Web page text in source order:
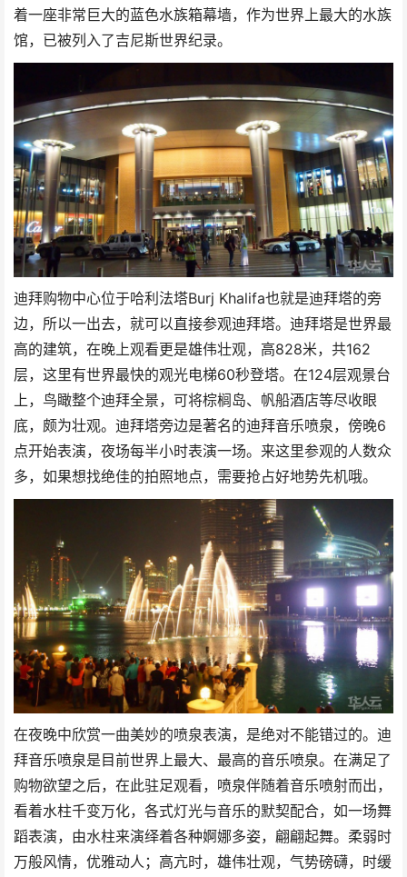
着一座非常巨大的蓝色水族箱幕墙，作为世界上最大的水族
馆，已被列入了吉尼斯世界纪录。
迪拜购物中心位于哈利法塔Burj Khalifa也就是迪拜塔的旁
边，所以一出去，就可以直接参观迪拜塔。迪拜塔是世界最
高的建筑，在晚上观看更是雄伟壮观，高828米，共162
层，这里有世界最快的观光电梯60秒登塔。在124层观景台
上，鸟瞰整个迪拜全景，可将棕榈岛、帆船酒店等尽收眼
底，颇为壮观。迪拜塔旁边是著名的迪拜音乐喷泉，傍晚6
点开始表演，夜场每半小时表演一场。来这里参观的人数众
多，如果想找绝佳的拍照地点，需要抢占好地势先机哦。
在夜晚中欣赏一曲美妙的喷泉表演，是绝对不能错过的。迪
拜音乐喷泉是目前世界上最大、最高的音乐喷泉。在满足了
购物欲望之后，在此驻足观看，喷泉伴随着音乐喷射而出，
看着水柱千变万化，各式灯光与音乐的默契配合，如一场舞
蹈表演，由水柱来演绎着各种婀娜多姿，翩翩起舞。柔弱时
万般风情，优雅动人；高亢时，雄伟壮观，气势磅礴，时缓